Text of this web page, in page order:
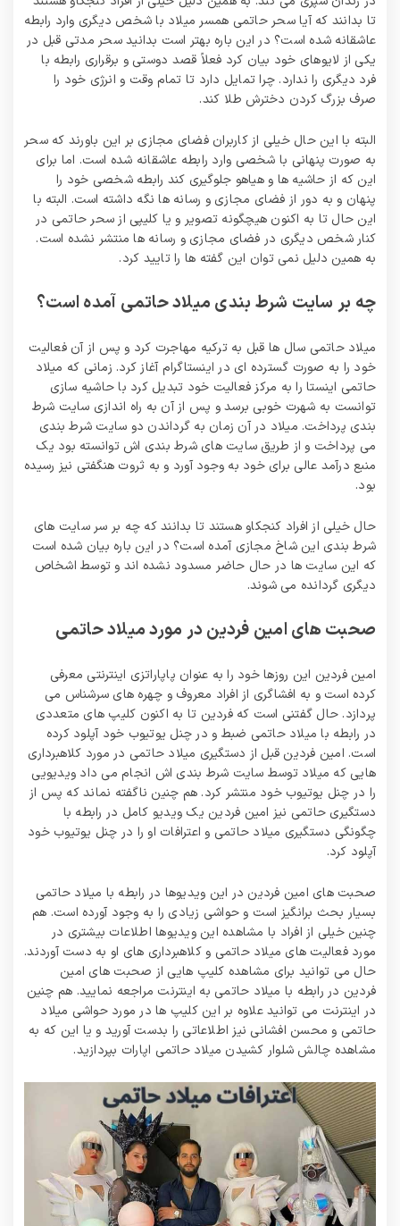
تا بدانند که آیا سحر حاتمی همسر میلاد با شخص دیگری وارد رابطه
عاشقانه شده است؟ در این باره بهتر است بدانید سحر مدتی قبل در
یکی از لایوهای خود بیان کرد فعلاً قصد دوستی و برقراری رابطه با
فرد دیگری را ندارد. چرا تمایل دارد تا تمام وقت و انرژی خود را
صرف بزرگ کردن دخترش طلا کند.
البته با این حال خیلی از کاربران فضای مجازی بر این باورند که سحر
به صورت پنهانی با شخصی وارد رابطه عاشقانه شده است. اما برای
این که از حاشیه‌ ها و هیاهو جلوگیری کند رابطه شخصی خود را
پنهان و به دور از فضای مجازی و رسانه‌ ها نگه داشته است. البته با
این حال تا به اکنون هیچگونه تصویر و یا کلیپی از سحر حاتمی در
کنار شخص دیگری در فضای مجازی و رسانه‌ ها منتشر نشده است.
به همین دلیل نمی‌ توان این گفته ها را تایید کرد.
چه بر سایت شرط بندی میلاد حاتمی آمده است؟
میلاد حاتمی سال‌ ها قبل به ترکیه مهاجرت کرد و پس از آن فعالیت
خود را به صورت گسترده ای در اینستاگرام آغاز کرد. زمانی که میلاد
حاتمی اینستا را به مرکز فعالیت خود تبدیل کرد با حاشیه سازی
توانست به شهرت خوبی برسد و پس از آن به راه‌ اندازی سایت شرط‌
بندی پرداخت. میلاد در آن زمان به گرداندن دو سایت شرط بندی
می‌ پرداخت و از طریق سایت های شرط بندی‌ اش توانسته بود یک
منبع درآمد عالی برای خود به وجود آورد و به ثروت هنگفتی نیز رسیده
بود.
حال خیلی از افراد کنجکاو هستند تا بدانند که چه بر سر سایت‌ های
شرط‌ بندی این شاخ مجازی آمده است؟ در این باره بیان شده است
که این سایت‌ ها در حال حاضر مسدود نشده‌ اند و توسط اشخاص
دیگری گردانده می شوند.
صحبت های امین فردین در مورد میلاد حاتمی
امین فردین این روزها خود را به عنوان پاپاراتزی اینترنتی معرفی
کرده است و به افشاگری از افراد معروف و چهره‌ های سرشناس می‌
پردازد. حال گفتنی است که فردین تا به اکنون کلیپ‌ های متعددی
در رابطه با میلاد حاتمی ضبط و در چنل یوتیوب خود آپلود کرده
است. امین فردین قبل از دستگیری میلاد حاتمی در مورد کلاهبرداری‌
هایی که میلاد توسط سایت شرط بندی اش انجام می‌ داد ویدیویی
را در چنل یوتیوب خود منتشر کرد. هم چنین ناگفته نماند که پس از
دستگیری حاتمی نیز امین فردین یک ویدیو کامل در رابطه با
چگونگی دستگیری میلاد حاتمی و اعترافات او را در چنل یوتیوب خود
آپلود کرد.
صحبت‌ های امین فردین در این ویدیوها در رابطه با میلاد حاتمی
بسیار بحث برانگیز است و حواشی زیادی را به وجود آورده است. هم
چنین خیلی از افراد با مشاهده این ویدیوها اطلاعات بیشتری در
مورد فعالیت‌ های میلاد حاتمی و کلاهبرداری‌ های او به دست آوردند.
حال می توانید برای مشاهده کلیپ‌ هایی از صحبت‌ های امین
فردین در رابطه با میلاد حاتمی به اینترنت مراجعه نمایید. هم چنین
در اینترنت می‌ توانید علاوه بر این کلیپ‌ ها در مورد حواشی میلاد
حاتمی و محسن افشانی نیز اطلاعاتی را بدست آورید و یا این که به
مشاهده چالش شلوار کشیدن میلاد حاتمی اپارات بپردازید.